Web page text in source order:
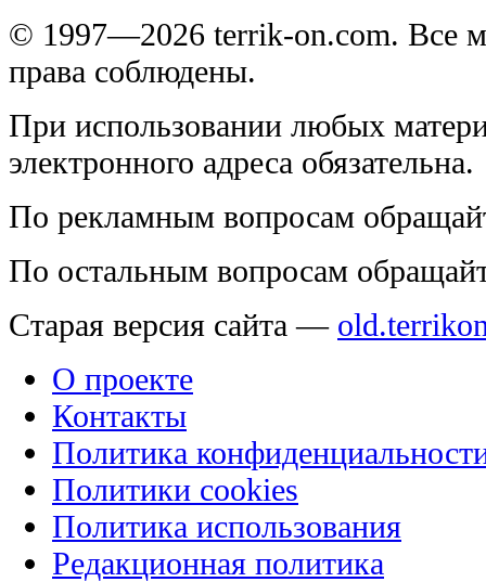
© 1997—2026 terrik-on.com. Все
права соблюдены.
При использовании любых
электронного адреса обязательна.
По рекламным вопросам
По остальным вопросам
Старая версия сайта —
О проекте
Контакты
Политика
Политики cookies
Политика использования
Редакционная политика